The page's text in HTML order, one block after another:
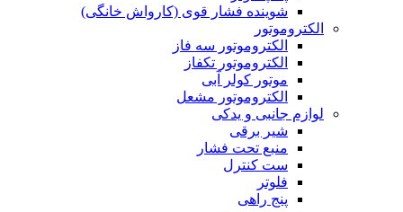
شوینده فشار قوی (کارواش خانگی)
الکتروموتور
الکتروموتور سه فاز
الکتروموتور تکفاز
موتور کولر آبی
الکتروموتور مشعل
لوازم جانبی و یدکی
شیر برقی
منبع تحت فشار
ست کنترل
فلوتر
پنج راهی